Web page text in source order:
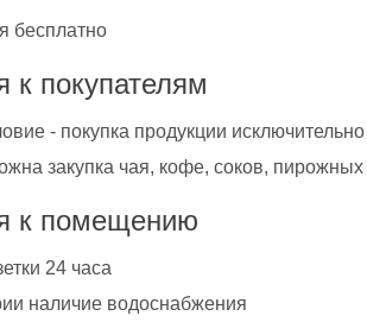
бесплатно
к покупателям
- покупка продукции
закупка чая, кофе, соков, пирожных
к помещению
24 часа
наличие водоснабжения